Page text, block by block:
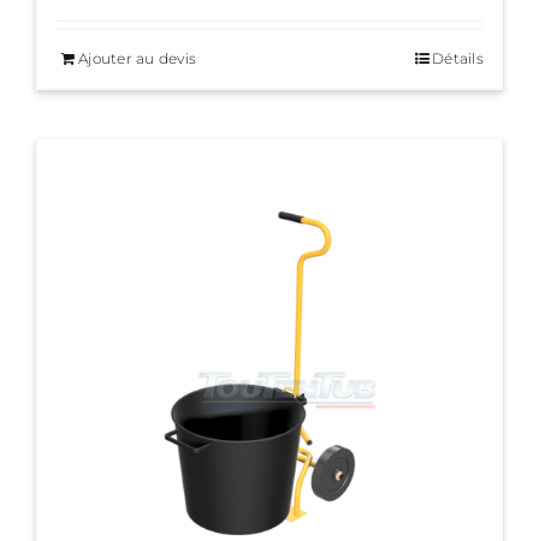
Ajouter au devis Détails